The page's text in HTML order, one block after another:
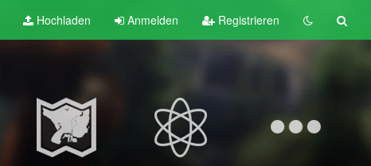
Hochladen Anmelden Registrieren